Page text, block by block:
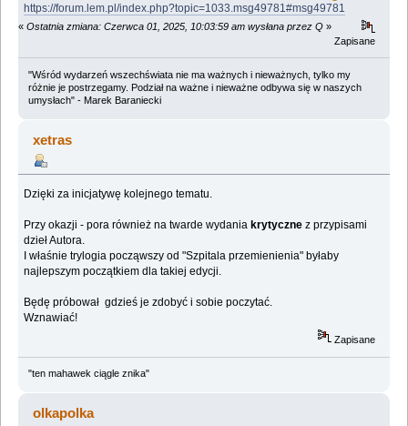
https://forum.lem.pl/index.php?topic=1033.msg49781#msg49781
« Ostatnia zmiana: Czerwca 01, 2025, 10:03:59 am wysłana przez Q »
Zapisane
"Wśród wydarzeń wszechświata nie ma ważnych i nieważnych, tylko my
różnie je postrzegamy. Podział na ważne i nieważne odbywa się w naszych
umysłach" - Marek Baraniecki
xetras
Dzięki za inicjatywę kolejnego tematu.
Przy okazji - pora również na twarde wydaniakrytyczne z przypisami
dzieł Autora.
I właśnie trylogia począwszy od "Szpitala przemienienia" byłaby
najlepszym początkiem dla takiej edycji.
Będę próbował gdzieś je zdobyć i sobie poczytać.
Wznawiać!
Zapisane
"ten mahawek ciągle znika"
olkapolka